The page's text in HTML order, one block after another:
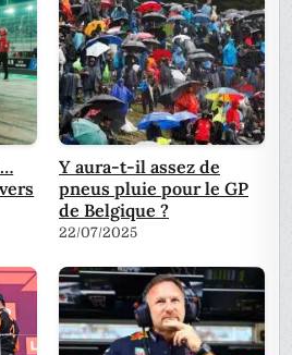
Y aura-t-il assez de
pneus pluie pour le GP
de Belgique ?
22/07/2025